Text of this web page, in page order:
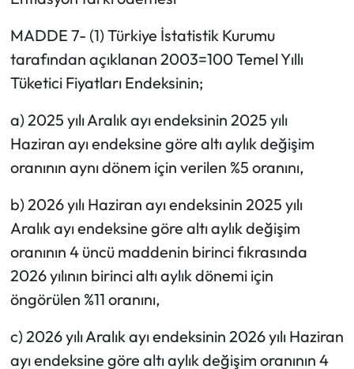
MADDE 7- (1) Türkiye İstatistik Kurumu
tarafından açıklanan 2003=100 Temel Yıllı
Tüketici Fiyatları Endeksinin;
a) 2025 yılı Aralık ayı endeksinin 2025 yılı
Haziran ayı endeksine göre altı aylık değişim
oranının aynı dönem için verilen %5 oranını,
b) 2026 yılı Haziran ayı endeksinin 2025 yılı
Aralık ayı endeksine göre altı aylık değişim
oranının 4 üncü maddenin birinci fıkrasında
2026 yılının birinci altı aylık dönemi için
öngörülen %11 oranını,
c) 2026 yılı Aralık ayı endeksinin 2026 yılı Haziran
ayı endeksine göre altı aylık değişim oranının 4